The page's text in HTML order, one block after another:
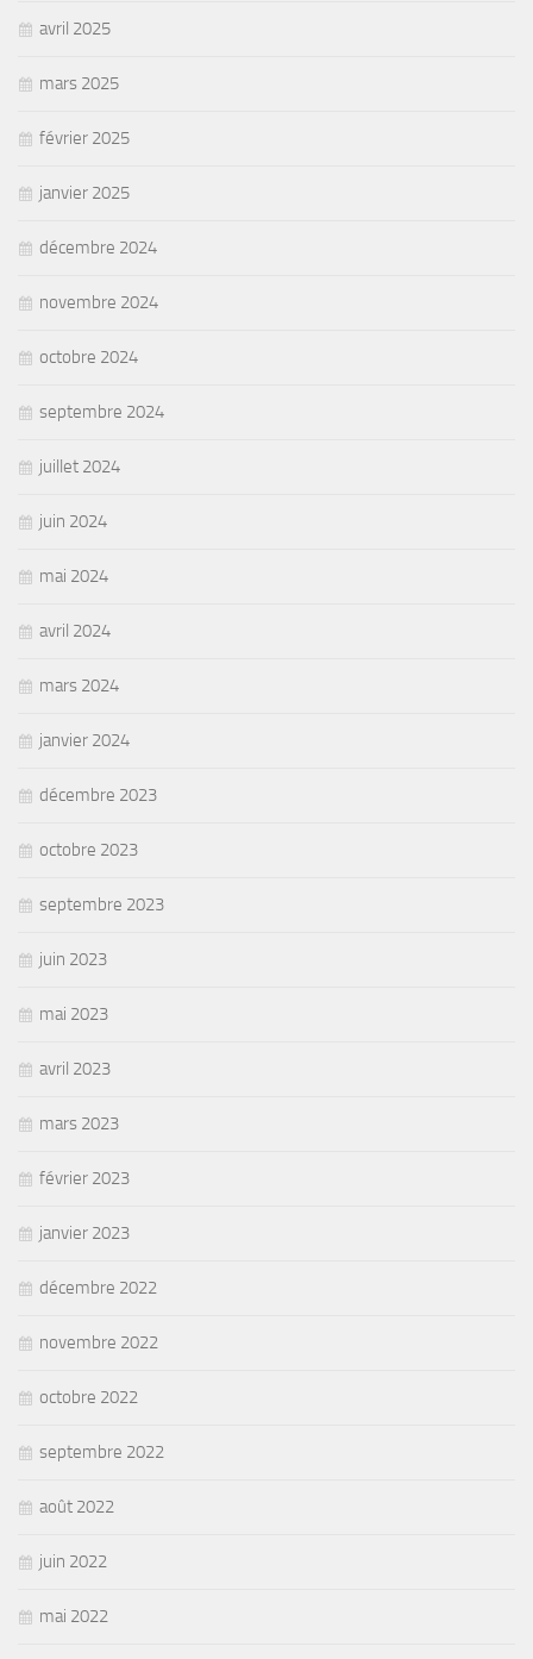
avril 2025
mars 2025
février 2025
janvier 2025
décembre 2024
novembre 2024
octobre 2024
septembre 2024
juillet 2024
juin 2024
mai 2024
avril 2024
mars 2024
janvier 2024
décembre 2023
octobre 2023
septembre 2023
juin 2023
mai 2023
avril 2023
mars 2023
février 2023
janvier 2023
décembre 2022
novembre 2022
octobre 2022
septembre 2022
août 2022
juin 2022
mai 2022